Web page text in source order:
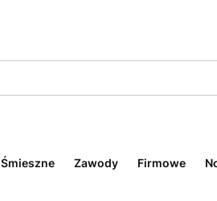
Śmieszne Zawody Firmowe